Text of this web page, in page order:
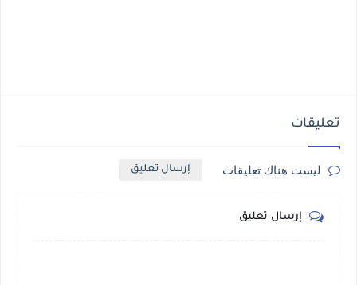
تعليقات
ليست هناك تعليقات إرسال تعليق
إرسال تعليق